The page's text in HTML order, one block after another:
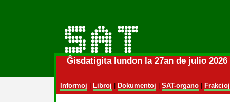
Ĝisdatigita lundon la 27an de julio
Informoj Libroj Dokumentoj SAT-organo| Frakcioj